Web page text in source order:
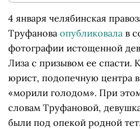
4 января челябинская
Труфанова опубликовала в
фотографии истощенной
Лиза с призывом ее спасти.
юрист, подопечную центра
«морили голодом». При
словам Труфановой,
были под опекой родной